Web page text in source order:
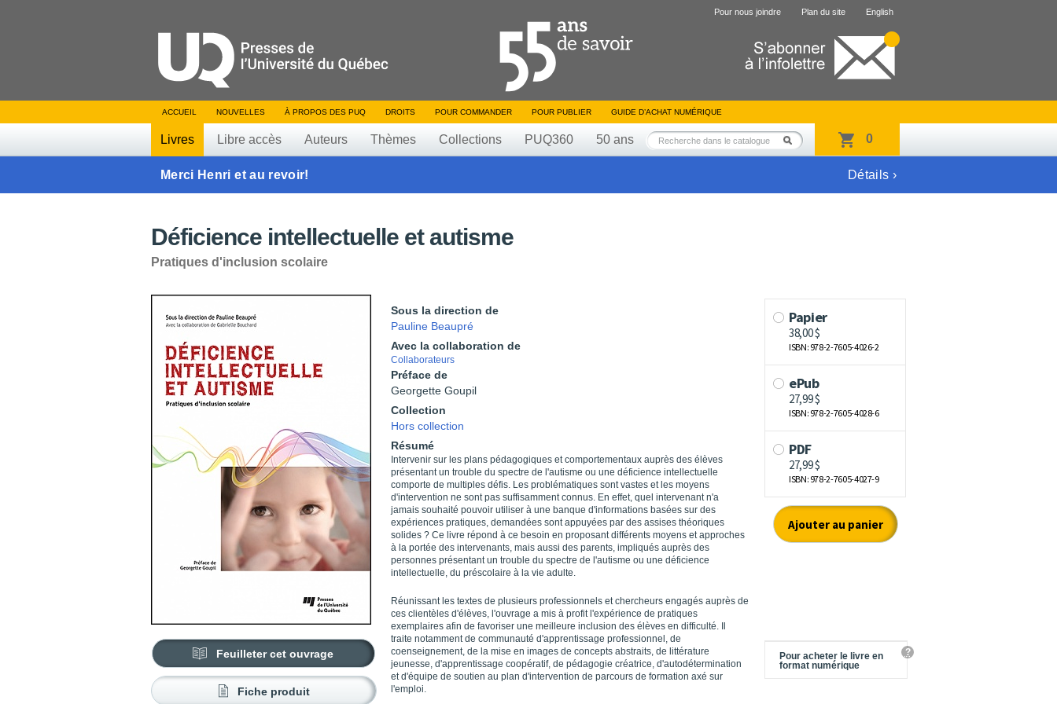
Pour nous joindre Plan du site English
ACCUEIL NOUVELLES À PROPOS DES PUQ DROITS POUR COMMANDER POUR PUBLIER GUIDE D’ACHAT NUMÉRIQUE
Livres Libre accès Auteurs Thèmes Collections PUQ360 50 ans 0
Merci Henri et au revoir! Détails ›
Déficience intellectuelle et autisme
Pratiques d'inclusion scolaire
Feuilleter cet ouvrage
Fiche produit
Sous la direction de
Pauline Beaupré
Avec la collaboration de
Collaborateurs
Préface de
Georgette Goupil
Collection
Hors collection
Résumé
Intervenir sur les plans pédagogiques etcomportementaux auprès des élèves
présentant un trouble du spectre de l'autisme ou une déficience intellectuelle
comporte de multiples défis. Les problématiques sont vastes et les moyens
d'intervention ne sont pas suffisamment connus. En effet, quel intervenant n'a
jamais souhaité pouvoir utiliser à une banque d'informations basées sur des
expériences pratiques, demandées sont appuyées par des assises théoriques
solides ? Ce livre répond à ce besoin en proposant différents moyens et approches
à la portée des intervenants, mais aussi des parents, impliqués auprès des
personnes présentant un trouble du spectre de l'autisme ou une déficience
intellectuelle, du préscolaire à la vie adulte.
Réunissant les textes de plusieurs professionnels et chercheurs engagés auprès de
ces clientèles d'élèves, l'ouvrage a mis à profit l'expérience de pratiques
exemplaires afin de favoriser une meilleure inclusion des élèves en difficulté.
traite notamment de communauté d'apprentissage professionnel, de
coenseignement, de la mise en images de concepts abstraits, de littérature
jeunesse, d'apprentissage coopératif, de pédagogie créatrice, d'autodétermination
et d'équipe de soutien au plan d'intervention de parcours de formation axé sur
l'emploi.
Pour acheter le livre en
format numérique
?